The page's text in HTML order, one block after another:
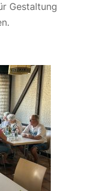
Gestaltung